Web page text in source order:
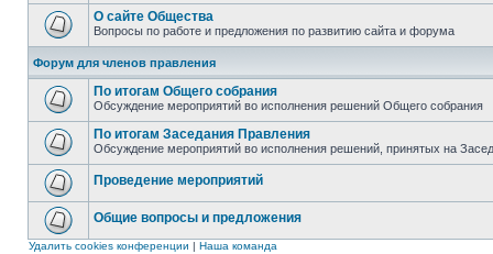
О сайте Общества
Вопросы по работе и предложения по развитию сайта и форума
Форум для членов правления
По итогам Общего собрания
Обсуждение мероприятий во исполнения решений Общего собрания
По итогам Заседания Правления
Обсуждение мероприятий во исполнения решений, принятых на
Проведение мероприятий
Общие вопросы и предложения
Удалить cookies конференции | Наша команда